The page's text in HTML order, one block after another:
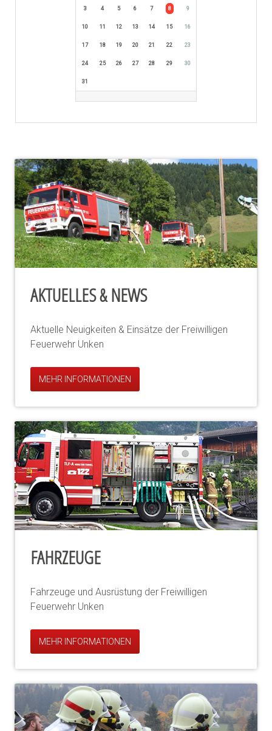
3 4 5 6 7 8 9
10 11 12 13 14 15 16
17 18 19 20 21 22 23
24 25 26 27 28 29 30
31
AKTUELLES & NEWS
Aktuelle Neuigkeiten & Einsätze der Freiwilligen
Feuerwehr Unken
MEHR INFORMATIONEN
FAHRZEUGE
Fahrzeuge und Ausrüstung der Freiwilligen
Feuerwehr Unken
MEHR INFORMATIONEN